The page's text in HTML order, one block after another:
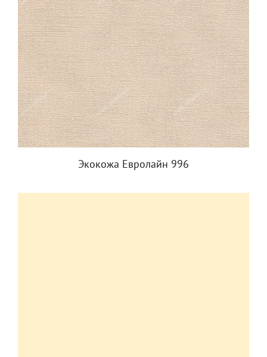
Экокожа Евролайн 996